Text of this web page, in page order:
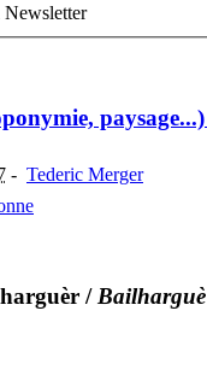
Newsletter
- Tederic Merger
/ Bailharguè